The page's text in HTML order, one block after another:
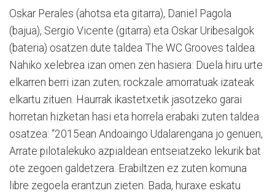
Oskar Perales (ahotsa eta gitarra), Daniel Pagola
(bajua), Sergio Vicente (gitarra) eta Oskar Uribesalgok
(bateria) osatzen dute taldea The WC Grooves taldea.
Nahiko xelebrea izan omen zen hasiera: Duela hiru urte
elkarren berri izan zuten; rockzale amorratuak izateak
elkartu zituen. Haurrak ikastetxetik jasotzeko garai
horretan hizketan hasi eta horrela erabaki zuten taldea
osatzea: “2015ean Andoaingo Udalarengana jo genuen,
Arrate pilotalekuko azpialdean entseiatzeko lekurik bat
ote zegoen galdetzera. Erabiltzen ez zuten komuna
libre zegoela erantzun zieten. Bada, huraxe eskatu